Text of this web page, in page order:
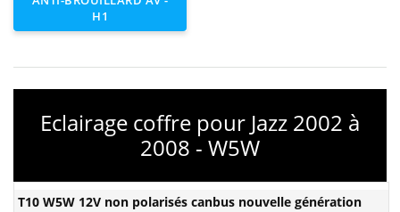
H1
Eclairage coffre pour Jazz 2002 à
2008 - W5W
T10 W5W 12V non polarisés canbus nouvelle génération